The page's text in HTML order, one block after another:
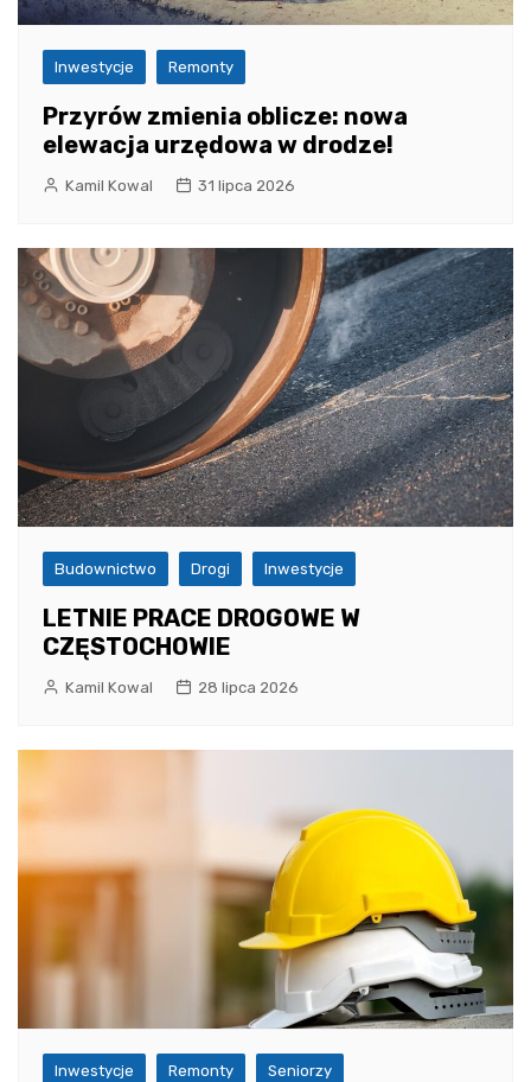
Inwestycje Remonty
Przyrów zmienia oblicze: nowa
elewacja urzędowa w drodze!
Kamil Kowal 31 lipca 2026
Budownictwo Drogi Inwestycje
LETNIE PRACE DROGOWE W
CZĘSTOCHOWIE
Kamil Kowal 28 lipca 2026
Inwestycje Remonty Seniorzy